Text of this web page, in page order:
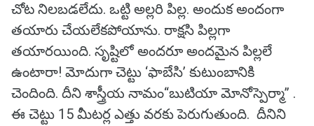
చోట నిలబడలేదు. ఒట్టి అల్లరి పిల్ల. అందుక అందంగా
తయారు చేయలేకపోయాను. రాక్షసి పిల్లగా
తయారయింది. సృష్టిలో అందరూ అందమైన పిల్లలే
ఉంటారా! మోదుగా చెట్టు ‘ఫాబేసి’ కుటుంబానికి
చెందింది. దీని శాస్త్రీయ నామం‘‘బుటియా మోనోస్పెర్మా’’ .
ఈ చెట్టు 15 మీటర్ల ఎత్తు వరకు పెరుగుతుంది. దీనిని